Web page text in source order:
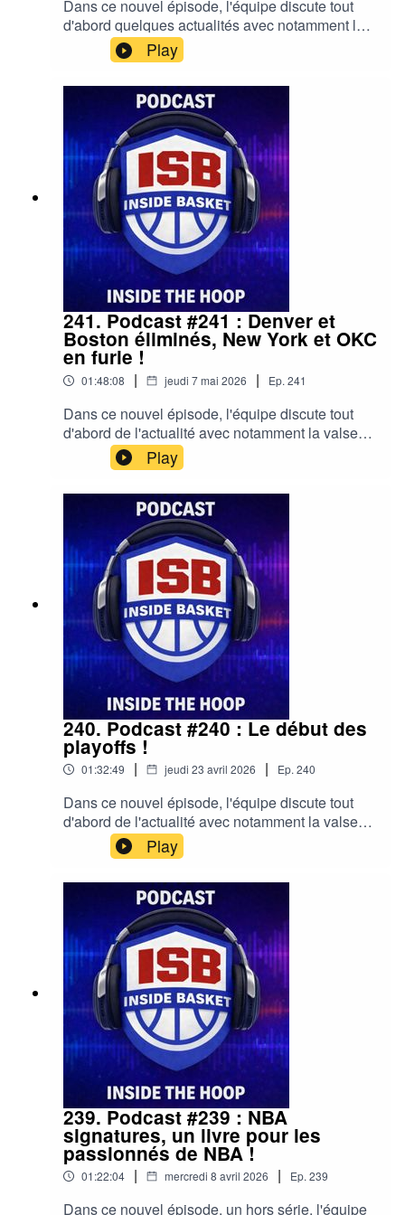
Dans ce nouvel épisode, l'équipe discute tout
d'abord quelques actualités avec notamment le
trophée de MVP et la lottery, avant de faire le
bilan des demies finales de conférence et la
preview des finales de conférence !00:00 : Les
actualités29:30 : Les playoffscrédit
musique:Basixx - Im Just an Accident Waiting to
Happen#NBA #Wemby #Spurs #OKCThunder
#Playoffs #Cavs #MVP #Lakers #Cavs #Pistons
#timberwolves
Play
241. Podcast #241 : Denver et
Boston éliminés, New York et OKC
en furie !
01:48:08 | jeudi 7 mai 2026 | Ep. 241
Dans ce nouvel épisode, l'équipe discute tout
d'abord de l'actualité avec notamment la valse
des coachs ou les trophées de fin de saison,
avant de faire le tour des séries du premier tour
des playoffs !00:00 : Le bilan du 1er tour1:10:55 :
Le 2ème tourcrédit musique:Basixx - Im Just an
Accident Waiting to Happen#NBA #Wemby
#Spurs #OKCThunder #Playoffs #Boston
#Celtics #Lakers #Cavs #Pistons
Play
240. Podcast #240 : Le début des
playoffs !
01:32:49 | jeudi 23 avril 2026 | Ep. 240
Dans ce nouvel épisode, l'équipe discute tout
d'abord de l'actualité avec notamment la valse
des coachs ou les trophées de fin de saison,
avant de faire le tour des séries du premier tour
des playoffs !00:00 : Actus35:20 : Les
playoffscrédit musique:Basixx - Im Just an
Accident Waiting to Happen#NBA #Wemby
#Spurs #OKCThunder #DPOY #Playoffs
#Boston #Celtics #Lakers #Cavs #Pistons
Play
239. Podcast #239 : NBA
signatures, un livre pour les
passionnés de NBA !
01:22:04 | mercredi 8 avril 2026 | Ep. 239
Dans ce nouvel épisode, un hors série, l'équipe